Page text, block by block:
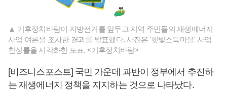
▲ 기후정치바람이 지방선거를 앞두고 지역 주민들의 재생에너지
사업 여론을 조사한 결과를 발표했다. 사진은 '햇빛소득마을' 사업
찬성률을 시각화한 도표. <기후정치바람>
[비즈니스포스트] 국민 가운데 과반이 정부에서 추진하
는 재생에너지 정책을 지지하는 것으로 나타났다.